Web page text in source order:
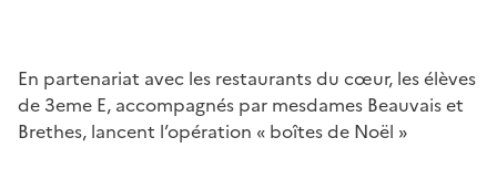
En partenariat avec les restaurants du cœur, les élèves
de 3eme E, accompagnés par mesdames Beauvais et
Brethes, lancent l’opération « boîtes de Noël »